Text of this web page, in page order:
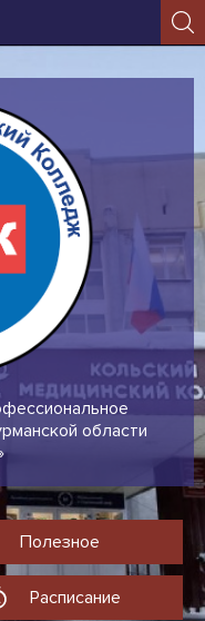
области
Полезное
Расписание